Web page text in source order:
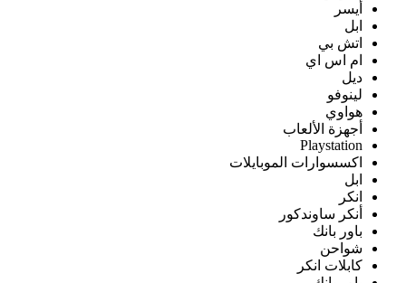
أيسر
ابل
اتش بي
ام اس اي
ديل
لينوفو
هواوي
أجهزة الألعاب
Playstation
اكسسوارات الموبايلات
ابل
انكر
أنكر ساوندكور
باور بانك
شواحن
كابلات انكر